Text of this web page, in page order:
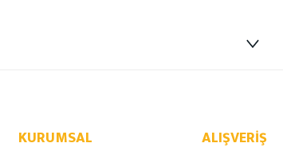
KURUMSAL ALIŞVERIŞ